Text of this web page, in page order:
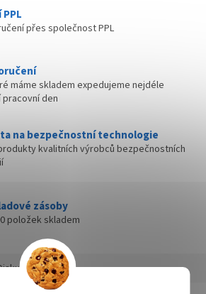
přes společnost PPL
máme skladem expedujeme nejdéle
den
na bezpečnostní technologie
kvalitních výrobců bezpečnostních
zásoby
položek skladem